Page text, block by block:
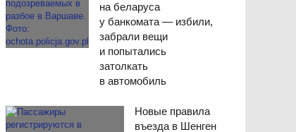
на беларуса
у банкомата — избили,
забрали вещи
и попытались
затолкать
в автомобиль
Новые правила
въезда в Шенген